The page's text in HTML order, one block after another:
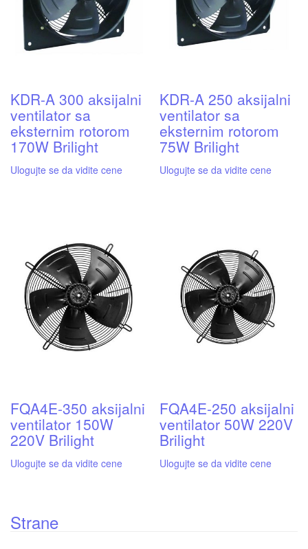
KDR-A 300 aksijalni
ventilator sa
eksternim rotorom
170W Brilight
Ulogujte se da vidite cene
KDR-A 250 aksijalni
ventilator sa
eksternim rotorom
75W Brilight
Ulogujte se da vidite cene
FQA4E-350 aksijalni
ventilator 150W
220V Brilight
Ulogujte se da vidite cene
FQA4E-250 aksijalni
ventilator 50W 220V
Brilight
Ulogujte se da vidite cene
Strane